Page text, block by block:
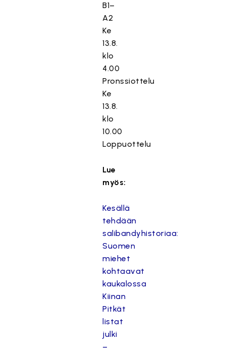
B1–
A2
Ke
13.8.
klo
4.00
Pronssiottelu
Ke
13.8.
klo
10.00
Loppuottelu
Lue
myös:
Kesällä
tehdään
salibandyhistoriaa:
Suomen
miehet
kohtaavat
kaukalossa
Kiinan
Pitkät
listat
julki
–